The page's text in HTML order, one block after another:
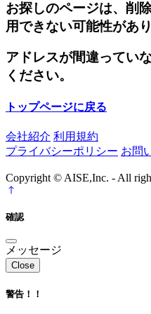
お探しのページは、削
用できない可能性があり
アドレスが間違ってい
ください。
トップページに戻る
会社紹介 利用規約
プライバシーポリシー お問
Copyright © AISE,Inc. - All
確認
メッセージ
Close
警告！！